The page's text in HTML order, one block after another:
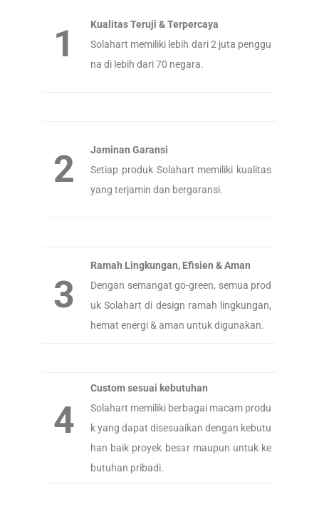
1
Kualitas Teruji & Terpercaya
Solahart memiliki lebih dari 2 juta penggu
na di lebih dari 70 negara.
2
Jaminan Garansi
Setiap produk Solahart memiliki kualitas
yang terjamin dan bergaransi.
3
Ramah Lingkungan, Efisien & Aman
Dengan semangat go-green, semua prod
uk Solahart di design ramah lingkungan,
hemat energi & aman untuk digunakan.
4
Custom sesuai kebutuhan
Solahart memiliki berbagai macam produ
k yang dapat disesuaikan dengan kebutu
han baik proyek besar maupun untuk ke
butuhan pribadi.